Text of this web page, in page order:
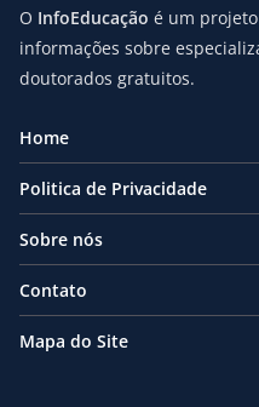
O InfoEducação é um
informações sobre
doutorados gratuitos.
Home
Politica de Privacidade
Sobre nós
Contato
Mapa do Site